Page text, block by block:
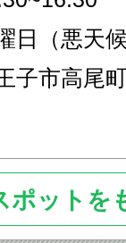
日（悪天
子市高尾
ポットを